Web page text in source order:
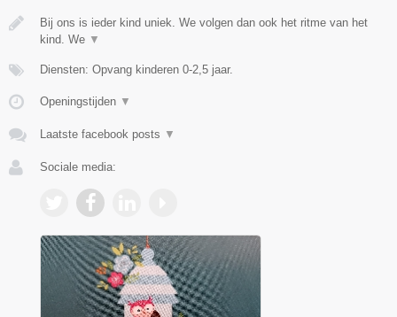
Bij ons is ieder kind uniek. We volgen dan ook het ritme van het
kind. We ▼
Diensten: Opvang kinderen 0-2,5 jaar.
Openingstijden ▼
Laatste facebook posts ▼
Sociale media: